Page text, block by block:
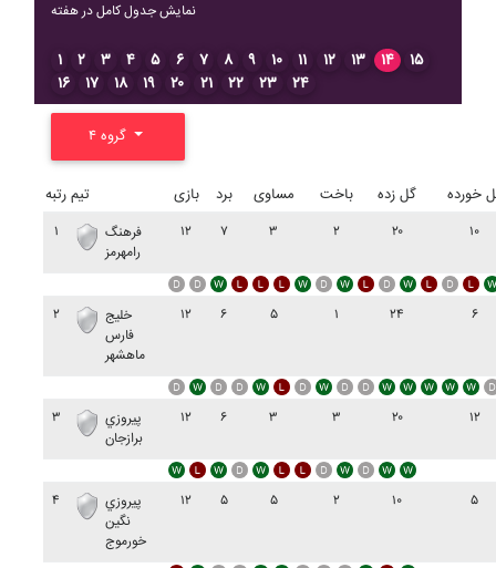
نمایش جدول کامل در هفته
۱ ۲ ۳ ۴ ۵ ۶ ۷ ۸ ۹ ۱۰ ۱۱ ۱۲ ۱۳ ۱۴
۱۵
۱۶
۱۷ ۱۸ ۱۹ ۲۰ ۲۱ ۲۲ ۲۳ ۲۴
رتبه تیم بازی برد مساوی باخت گل زده خورده
۱
فرهنگ
رامهرمز
۱۲ ۷ ۳ ۲ ۲۰ ۱۰
۲
خليج
فارس
ماهشهر
۱۲ ۶ ۵ ۱ ۲۴ ۶
۳
پيروزي
برازجان
۱۲ ۶ ۳ ۳ ۲۰ ۱۲
۴
پيروزي
نگين
خورموج
۱۲ ۵ ۵ ۲ ۱۰ ۵